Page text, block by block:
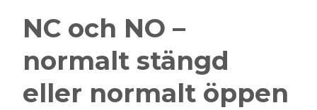
NC och NO –
normalt stängd
eller normalt öppen